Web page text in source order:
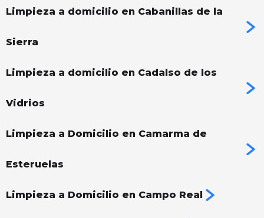
Limpieza a domicilio en Cabanillas de la
Sierra
Limpieza a domicilio en Cadalso de los
Vidrios
Limpieza a Domicilio en Camarma de
Esteruelas
Limpieza a Domicilio en Campo Real